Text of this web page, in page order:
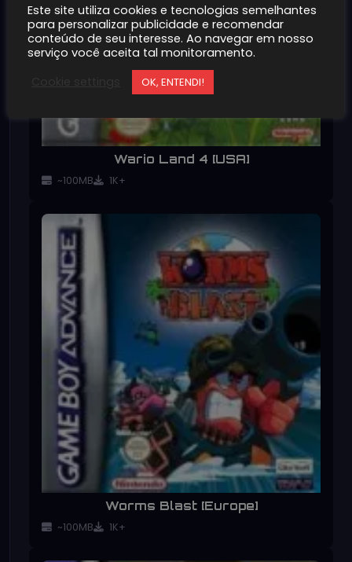
Wario Land 4 [USA]
~100MB 1K+
Worms Blast [Europe]
~100MB 1K+
Este site utiliza cookies e tecnologias semelhantes
para personalizar publicidade e recomendar
conteúdo de seu interesse. Ao navegar em nosso
serviço você aceita tal monitoramento.
OK, ENTENDI!